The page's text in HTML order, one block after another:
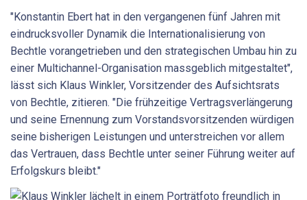
"Konstantin Ebert hat in den vergangenen fünf Jahren mit
eindrucksvoller Dynamik die Internationalisierung von
Bechtle vorangetrieben und den strategischen Umbau hin zu
einer Multichannel-Organisation massgeblich mitgestaltet",
lässt sich Klaus Winkler, Vorsitzender des Aufsichtsrats
von Bechtle, zitieren. "Die frühzeitige Vertragsverlängerung
und seine Ernennung zum Vorstandsvorsitzenden würdigen
seine bisherigen Leistungen und unterstreichen vor allem
das Vertrauen, dass Bechtle unter seiner Führung weiter auf
Erfolgskurs bleibt."